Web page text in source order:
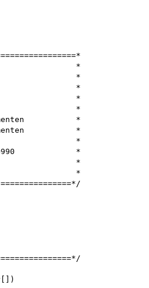
*
*
*
*
*
*
*
*
*
*
*